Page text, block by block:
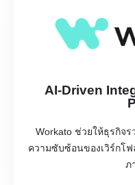
AI-Driven
Workato ช่วยให้ธุรกิจ
ความซับซ้อนของเวิร์กโ
ภ